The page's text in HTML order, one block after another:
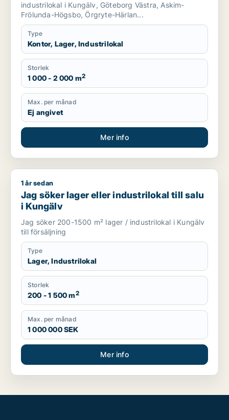
industrilokal i Kungälv, Göteborg Västra, Askim-
Frölunda-Högsbo, Örgryte-Härlan...
Type
Kontor, Lager, Industrilokal
Storlek
1 000 - 2 000 m2
Max. per månad
Ej angivet
Mer info
Jag söker lager eller industrilokal till salu i Kungälv
1 år sedan
Jag söker lager eller industrilokal till salu
i Kungälv
Jag söker 200-1500 m² lager / industrilokal i Kungälv
till försäljning
Type
Lager, Industrilokal
Storlek
200 - 1 500 m2
Max. per månad
1 000 000 SEK
Mer info